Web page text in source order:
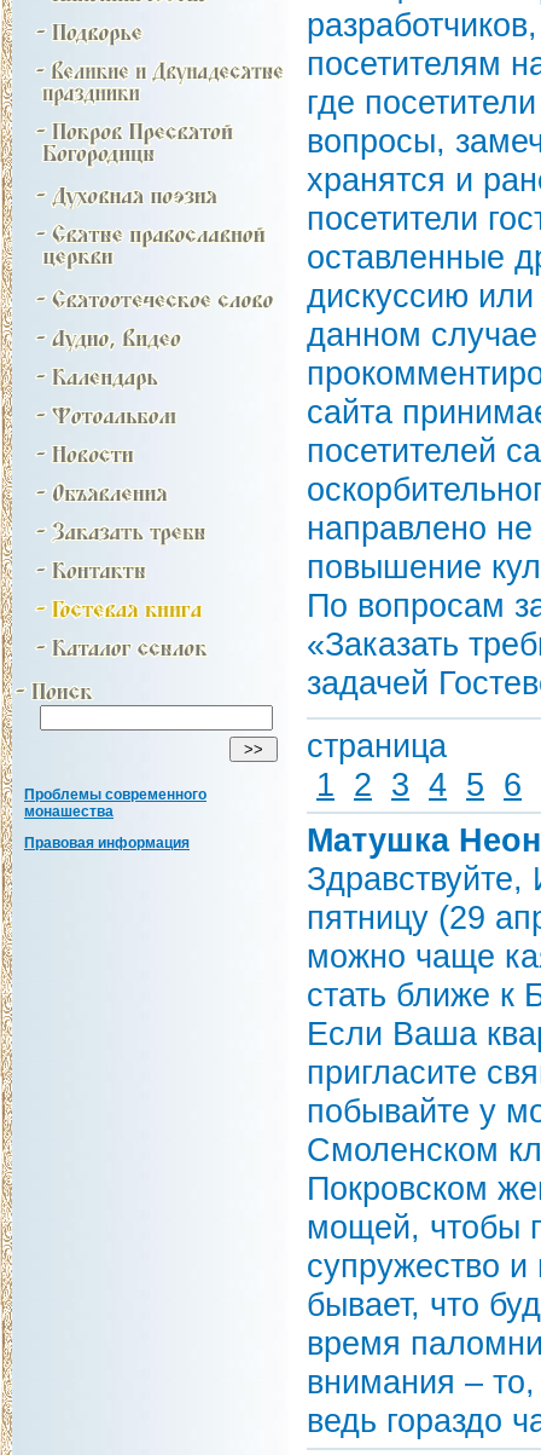
Проблемы современного
монашества
Правовая информация
посетителям
где
вопросы,
хранятся и
посетители
оставленные
дискуссию
данном
сайта
посетителей
направлено
повышение
По вопросам
«Заказать
задачей
страница
1 2 3 4 5 6
Матушка
пятницу (29
можно чаще
стать ближе к
Если Ваша
пригласите
побывайте у
Смоленском
Покровском
мощей, чтобы
супружество
бывает, что
время
внимания –
ведь гораздо